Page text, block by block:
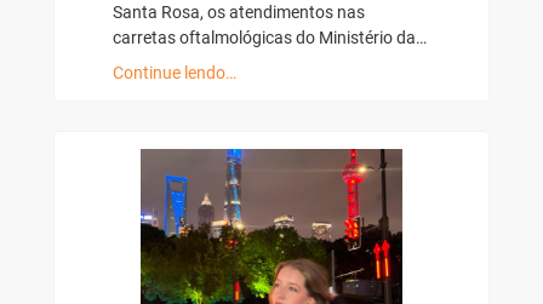
Santa Rosa, os atendimentos nas
carretas oftalmológicas do Ministério da…
Continue lendo…